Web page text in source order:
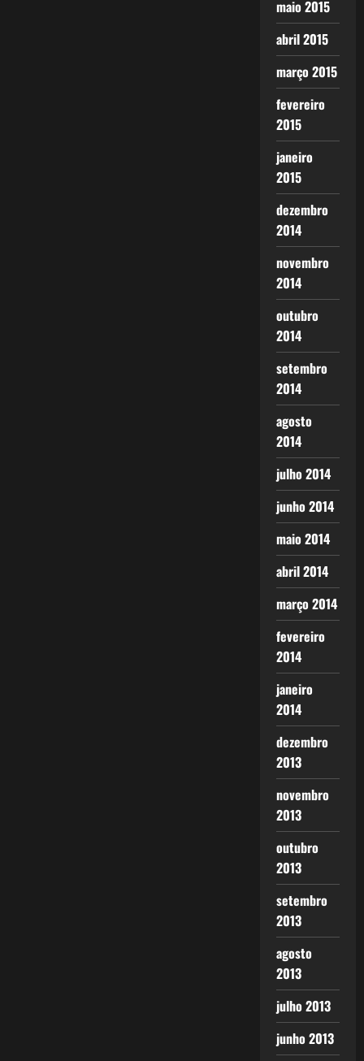
maio 2015
abril 2015
março 2015
fevereiro
2015
janeiro
2015
dezembro
2014
novembro
2014
outubro
2014
setembro
2014
agosto
2014
julho 2014
junho 2014
maio 2014
abril 2014
março 2014
fevereiro
2014
janeiro
2014
dezembro
2013
novembro
2013
outubro
2013
setembro
2013
agosto
2013
julho 2013
junho 2013